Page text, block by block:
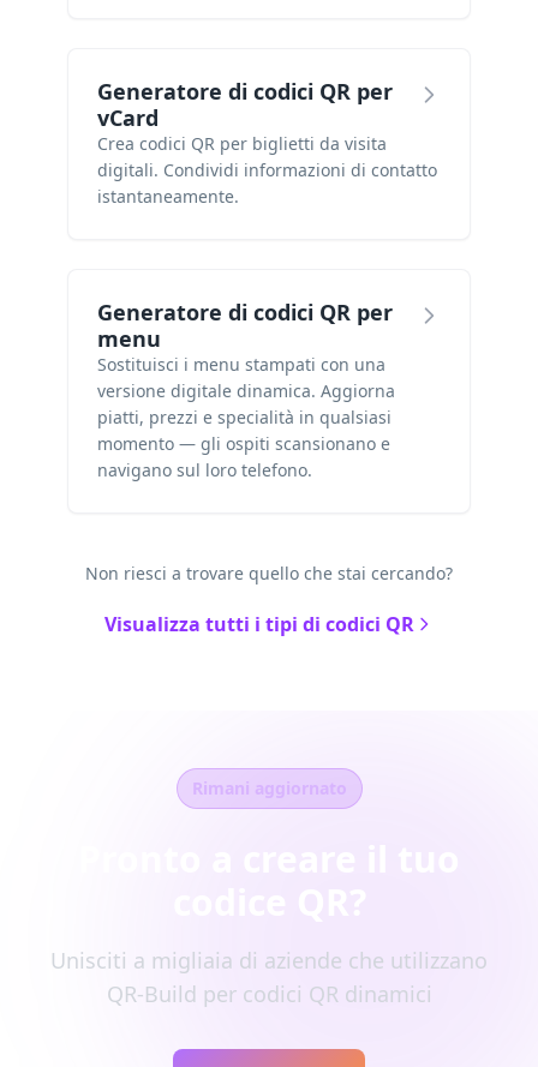
Generatore di codici QR per
vCard
Crea codici QR per biglietti da visita
digitali. Condividi informazioni di contatto
istantaneamente.
Generatore di codici QR per
menu
Sostituisci i menu stampati con una
versione digitale dinamica. Aggiorna
piatti, prezzi e specialità in qualsiasi
momento — gli ospiti scansionano e
navigano sul loro telefono.
Non riesci a trovare quello che stai cercando?
Visualizza tutti i tipi di codici QR
Rimani aggiornato
Unisciti a migliaia di aziende che utilizzano
QR-Build per codici QR dinamici